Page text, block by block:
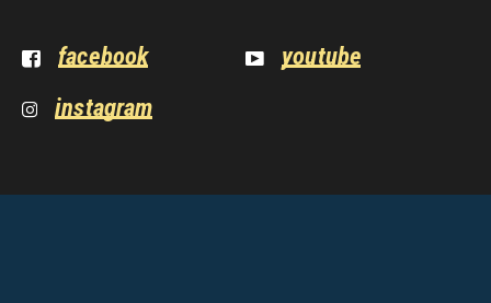
facebook
youtube
instagram